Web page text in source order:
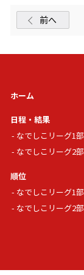
前へ
ホーム
日程・結果
なでしこリーグ1部
なでしこリーグ2部
順位
なでしこリーグ1部
なでしこリーグ2部